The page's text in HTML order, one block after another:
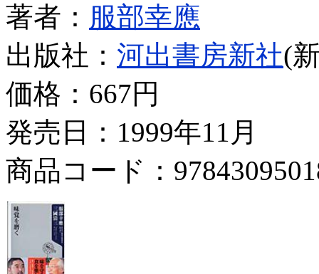
著者： 服部幸應
出版社： 河出書房新社(
価格： 667円
発売日：1999年11月
商品コード：